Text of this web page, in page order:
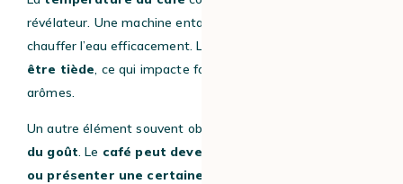
révélateur. Une machine entartrée a plus de difficulté à
chauffer l’eau efficacement. Le
être tiède, ce qui impacte fortement la perception des
arômes.
Un autre élément souvent observé est la
du goût. Le café peut devenir plus amer, plus plat
ou présenter une certaine astringence